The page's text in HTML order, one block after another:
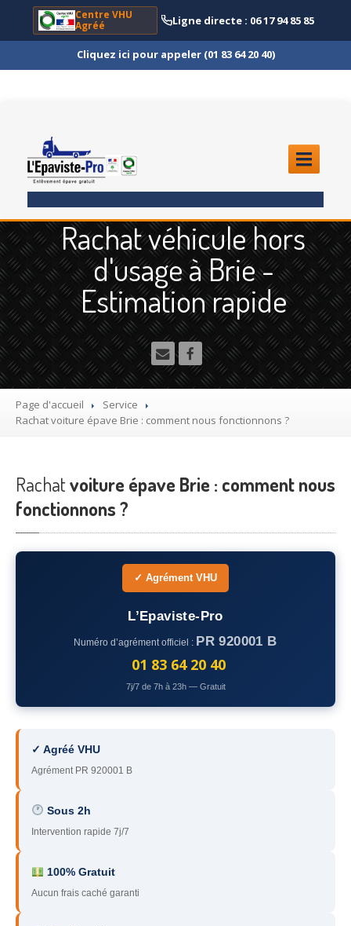
Centre VHU
Agréé
Ligne directe : 06 17 94 85 85
Cliquez ici pour appeler (01 83 64 20 40)
ENLÈVEMENTÉPAVE
Quoi ?
Scooteret Moto
Camion
et Poids Lourd
Utilitaire
Démolisseuragrée VHU gratuit
Recyclage voiture usagée gratuit
voiture accidentée
– Seine-et-Marne
92 – Hauts-de-Seine
94 – Val-de-Marne
91 – Essonne
Rachat véhicule hors
d'usage à Brie -
Estimation rapide
Page d'accueil
Service
Rachatvoiture épave Brie : comment nous fonctionnons ?
Rachatvoiture épave Brie : comment nous
fonctionnons ?
✓ Agrément VHU
L’Epaviste-Pro
Numéro d’agrément officiel : PR 920001 B
01 83 64 20 40
7j/7 de 7h à 23h — Gratuit
✓ Agréé VHU
Agrément PR 920001 B
Sous 2h
Intervention rapide 7j/7
100% Gratuit
Aucun frais caché garanti